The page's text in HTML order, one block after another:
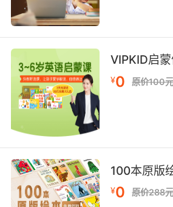
年自然拼读后，阅读水平从牛
级。他妈妈惊喜地说：“现在他
事书特别有成就感。”这种成
力，更能推动进步。 9-12岁的
在语法理解和表达上。此阶段
法，但方法要巧妙。不建议死
大量阅读，在语境中感受语法
去时，可找包含该时态的小故
事，找出动词变化，再模仿写
为什么你的孩子学不快 多年教
常见误区严重拖慢学习进度。
输出”。许多家长一听孩子发音
结果孩子越来越不敢开口。
VIPKID启
¥0 原价100
100本原版
¥0 原价288